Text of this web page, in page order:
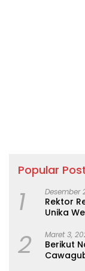
Popular
1 Desember
Rektor
Unika
2 Maret 3,
Berikut